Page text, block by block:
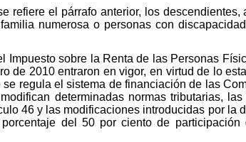
refiere el párrafo anterior, los
numerosa o personas con
Impuesto sobre la Renta de las Personas
de 2010 entraron en vigor, en virtud de lo
regula el sistema de financiación de las
determinadas normas tributarias,
46 y las modificaciones introducidas por la
del 50 por ciento de